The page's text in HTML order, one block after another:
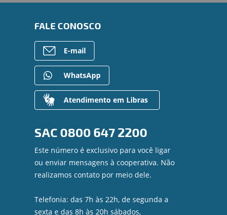
FALE CONOSCO
E-mail
WhatsApp
Atendimento em Libras
SAC 0800 647 2200
Este número é exclusivo para você ligar
ou enviar mensagens à cooperativa. Não
realizamos contato por meio dele.
Telefonia: das 7h às 22h, de segunda a
sexta e das 8h às 20h sábados,